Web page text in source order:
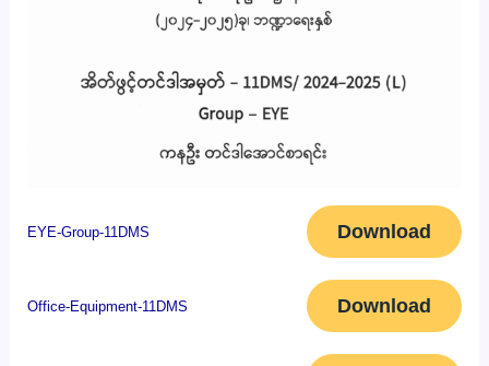
EYE-Group-11DMS Download
Office-Equipment-11DMS Download